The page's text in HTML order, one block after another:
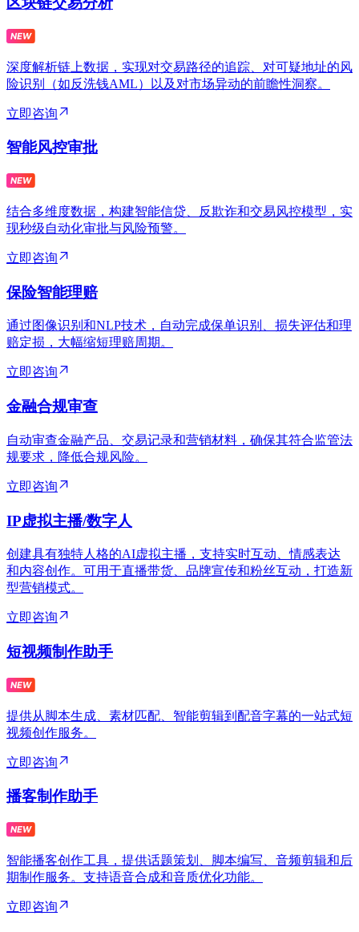
深度解析链上数据，实现对交易路径的追踪、对可疑地址的风
险识别（如反洗钱AML）以及对市场异动的前瞻性洞察。
立即咨询
智能风控审批
结合多维度数据，构建智能信贷、反欺诈和交易风控模型，实
现秒级自动化审批与风险预警。
立即咨询
保险智能理赔
通过图像识别和NLP技术，自动完成保单识别、损失评估和理
赔定损，大幅缩短理赔周期。
立即咨询
金融合规审查
自动审查金融产品、交易记录和营销材料，确保其符合监管法
规要求，降低合规风险。
立即咨询
IP虚拟主播/数字人
创建具有独特人格的AI虚拟主播，支持实时互动、情感表达
和内容创作。可用于直播带货、品牌宣传和粉丝互动，打造新
型营销模式。
立即咨询
短视频制作助手
提供从脚本生成、素材匹配、智能剪辑到配音字幕的一站式短
视频创作服务。
立即咨询
播客制作助手
智能播客创作工具，提供话题策划、脚本编写、音频剪辑和后
期制作服务。支持语音合成和音质优化功能。
立即咨询